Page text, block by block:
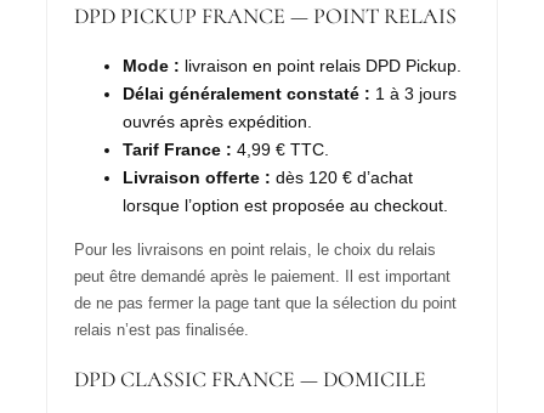
DPD PICKUP FRANCE — POINT RELAIS
Mode : livraison en point relais DPD Pickup.
Délai généralement constaté : 1 à 3 jours
ouvrés après expédition.
Tarif France : 4,99 € TTC.
Livraison offerte : dès 120 € d’achat
lorsque l’option est proposée au checkout.
Pour les livraisons en point relais, le choix du relais
peut être demandé après le paiement. Il est important
de ne pas fermer la page tant que la sélection du point
relais n’est pas finalisée.
DPD CLASSIC FRANCE — DOMICILE